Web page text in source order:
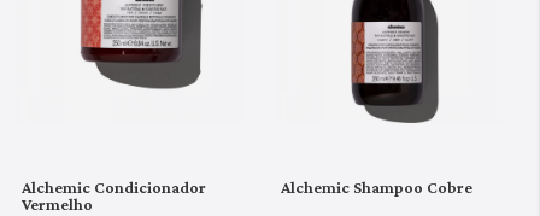
Alchemic Condicionador
Vermelho
Alchemic Shampoo Cobre